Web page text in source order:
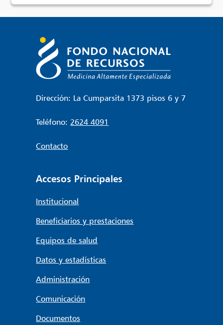
Dirección: La Cumparsita 1373 pisos 6 y 7
Teléfono: 2624 4091
Contacto
Accesos Principales
Institucional
Beneficiarios y prestaciones
Equipos de salud
Datos y estadísticas
Administración
Comunicación
Documentos